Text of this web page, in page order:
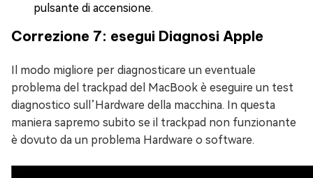
pulsante di accensione.
Correzione 7: esegui Diagnosi Apple
Il modo migliore per diagnosticare un eventuale
problema del trackpad del MacBook è eseguire un test
diagnostico sull’Hardware della macchina. In questa
maniera sapremo subito se il trackpad non funzionante
è dovuto da un problema Hardware o software.